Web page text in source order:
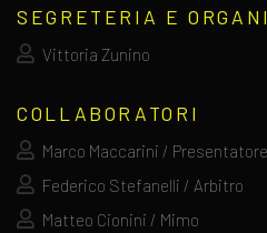
SEGRETERIA E
Vittoria Zunino
COLLABORATORI
Marco Maccarini /
Federico Stefanelli / Arbitro
Matteo Cionini / Mimo